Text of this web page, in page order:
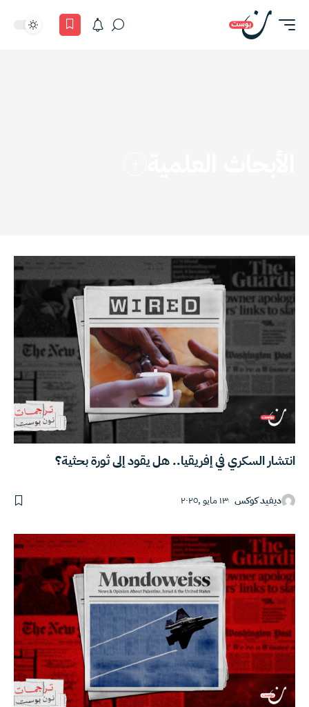
انتشار السكري في إفريقيا.. هل يقود إلى ثورة بحثية؟
ديفيد كوكس ١٣ مايو ,٢٠٢٥